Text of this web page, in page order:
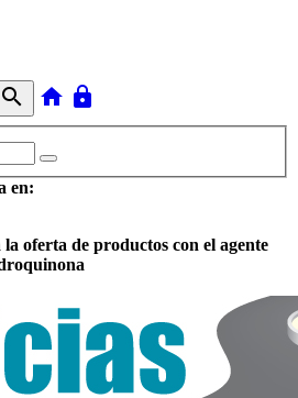
search home lock
en:
oferta de productos con el agente